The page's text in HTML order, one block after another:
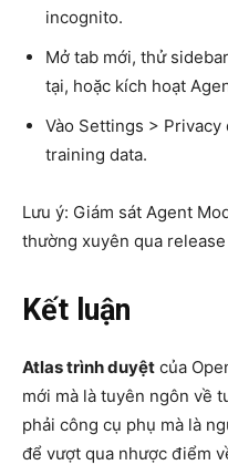
incognito.
Mở tab mới, thử
tại, hoặc kích hoạt
Vào Settings >
training data.
Lưu ý: Giám sát Agent
thường xuyên qua
Kết luận
Atlas trình duyệt của
mới mà là tuyên ngôn về
phải công cụ phụ mà là
để vượt qua nhược điểm